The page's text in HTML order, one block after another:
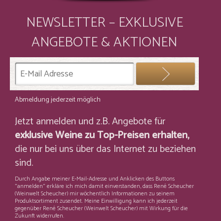
NEWSLETTER – EXKLUSIVE
ANGEBOTE & AKTIONEN
Abmeldung jederzeit möglich
Jetzt anmelden und z.B. Angebote für
exklusive Weine zu Top-Preisen erhalten,
die nur bei uns über das Internet zu beziehen
sind.
Durch Angabe meiner E-Mail-Adresse und Anklicken des Buttons
"anmelden" erkläre ich mich damit einverstanden, dass René Scheucher
(Weinwelt Scheucher) mir wöchentlich Informationen zu seinem
Produktsortiment zusendet. Meine Einwilligung kann ich jederzeit
gegenüber René Scheucher (Weinwelt Scheucher) mit Wirkung für die
Zukunft widerrufen.